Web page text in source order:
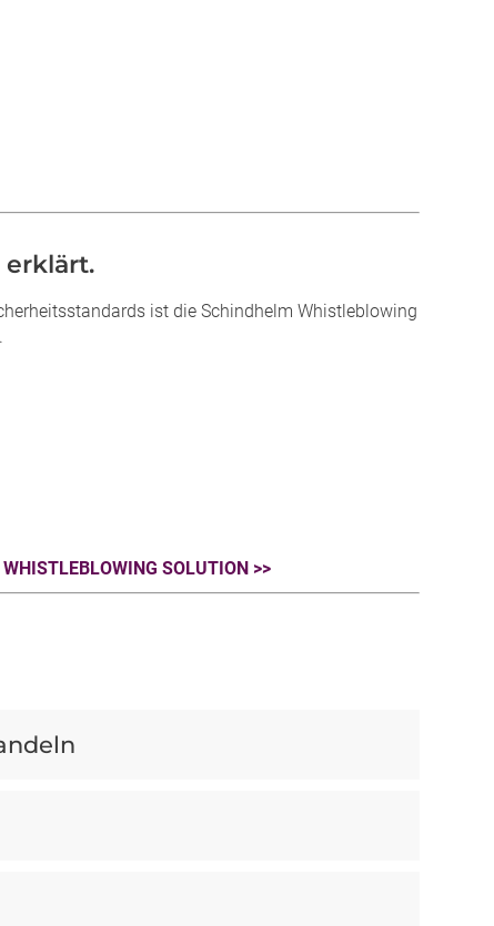
ist die Schindhelm Whistleblowing
SOLUTION >>